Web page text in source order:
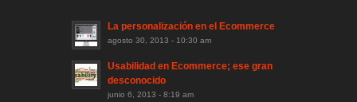
La personalización en el Ecommerce
agosto 30, 2013 - 10:30 am
Usabilidad en Ecommerce; ese gran
desconocido
junio 6, 2013 - 8:19 am